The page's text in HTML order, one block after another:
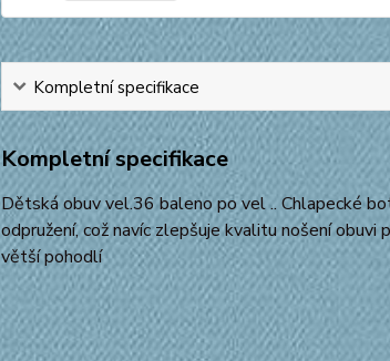
Kompletní specifikace
Kompletní specifikace
Dětská obuv vel.36 baleno po vel .. Chlapecké
odpružení, což navíc zlepšuje kvalitu nošení
větší pohodlí